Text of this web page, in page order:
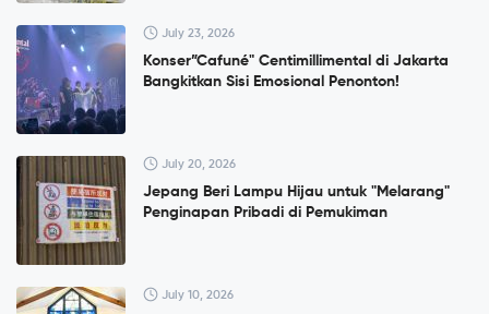
July 23, 2026
Konser”Cafuné" Centimillimental di Jakarta
Bangkitkan Sisi Emosional Penonton!
July 20, 2026
Jepang Beri Lampu Hijau untuk "Melarang"
Penginapan Pribadi di Pemukiman
July 10, 2026